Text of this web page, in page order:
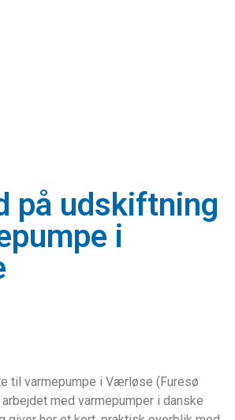
på udskiftning
i
til varmepumpe i Værløse (Furesø
med varmepumper i danske